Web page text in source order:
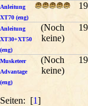
Anleitung
XT70 (eng)
Anleitung
XT30+XT50
(eng)
(Noch
keine)
Musketeer
Advantage
(eng)
(Noch
keine)
Seiten: [1]